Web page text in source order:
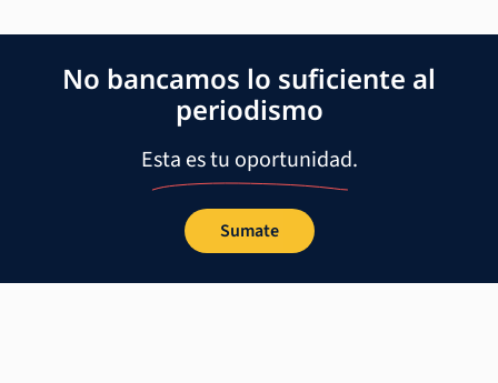
No bancamos lo suficiente al
periodismo
Esta es tu oportunidad.
Sumate